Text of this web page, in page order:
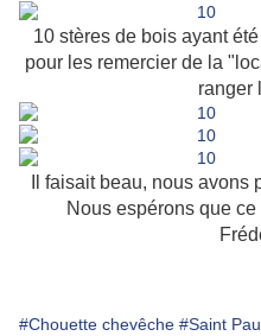
10 stères de bois ayant
pour les remercier de la
ranger
Il faisait beau, nous
Nous espérons que
#Chouette chevêche #Saint